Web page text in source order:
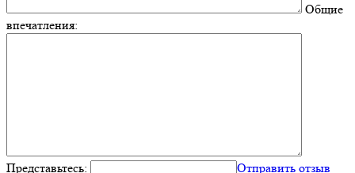
Общие
впечатления:
Представьтесь: Отправить отзыв